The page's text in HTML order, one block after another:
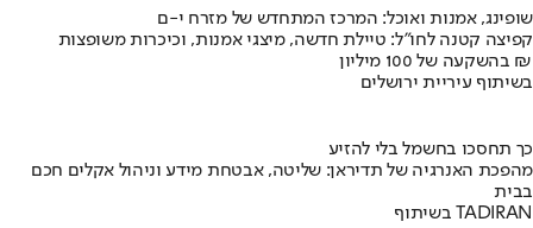
שופינג, אמנות ואוכל: המרכז המתחדש של מזרח י-ם
קפיצה קטנה לחו"ל: טיילת חדשה, מיצגי אמנות, וכיכרות משופצות
בהשקעה של 100 מיליון ₪
בשיתוף עיריית ירושלים
כך תחסכו בחשמל בלי להזיע
מהפכת האנרגיה של תדיראן: שליטה, אבטחת מידע וניהול אקלים חכם
בבית
בשיתוף TADIRAN